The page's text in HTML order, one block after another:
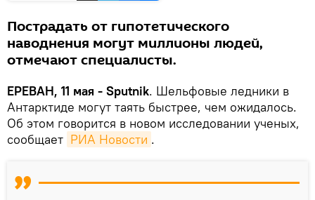
Пострадать от гипотетического
наводнения могут миллионы людей,
отмечают специалисты.
ЕРЕВАН, 11 мая - Sputnik. Шельфовые ледники в
Антарктиде могут таять быстрее, чем ожидалось.
Об этом говорится в новом исследовании ученых,
сообщает РИА Новости .